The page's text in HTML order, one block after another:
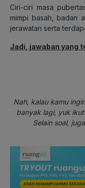
Ciri-ciri masa
mimpi basah, badan
jerawatan serta
Jadi, jawaban yang
Nah, kalau kamu
banyak lagi, yuk
Selain soal,